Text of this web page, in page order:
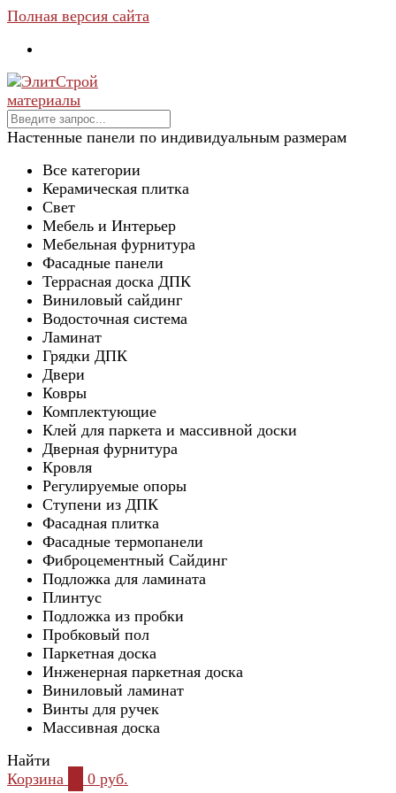
Полная версия сайта
Настенные панели по индивидуальным размерам
Все категории
Керамическая плитка
Свет
Мебель и Интерьер
Мебельная фурнитура
Фасадные панели
Террасная доска ДПК
Виниловый сайдинг
Водосточная система
Ламинат
Грядки ДПК
Двери
Ковры
Комплектующие
Клей для паркета и массивной доски
Дверная фурнитура
Кровля
Регулируемые опоры
Ступени из ДПК
Фасадная плитка
Фасадные термопанели
Фиброцементный Сайдинг
Подложка для ламината
Плинтус
Подложка из пробки
Пробковый пол
Паркетная доска
Инженерная паркетная доска
Виниловый ламинат
Винты для ручек
Массивная доска
Найти
Корзина
0 руб.